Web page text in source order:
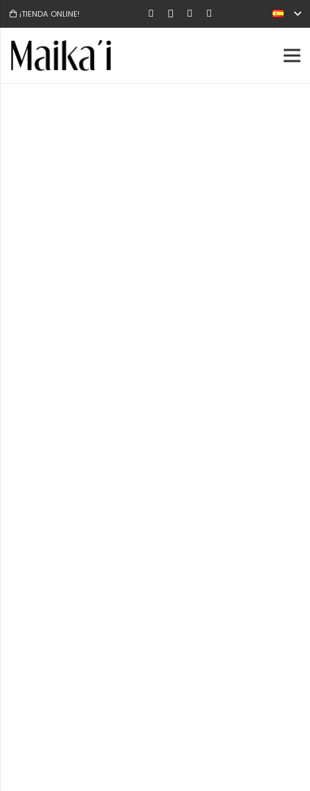
¡TIENDA ONLINE!